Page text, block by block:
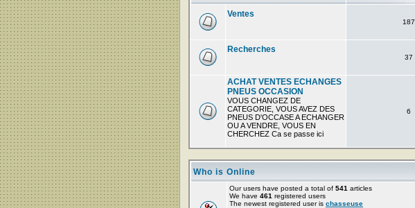
Ventes
187
Recherches
37
ACHAT VENTES ECHANGES
PNEUS OCCASION
VOUS CHANGEZ DE
CATEGORIE, VOUS AVEZ DES
PNEUS D'OCCASE A ECHANGER
OU A VENDRE, VOUS EN
CHERCHEZ Ca se passe ici
6
Who is Online
Our users have posted a total of 541 articles
We have 461 registered users
The newest registered user is chasseuse